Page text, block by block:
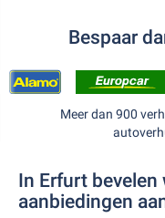
Bespaar
Meer dan 900
In Erfurt
aanbiedingen